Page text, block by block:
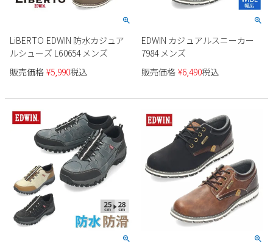
LiBERTO EDWIN 防水カジュア
ルシューズ L60654 メンズ
販売価格 ¥5,990税込
EDWIN カジュアルスニーカー
7984 メンズ
販売価格 ¥6,490税込